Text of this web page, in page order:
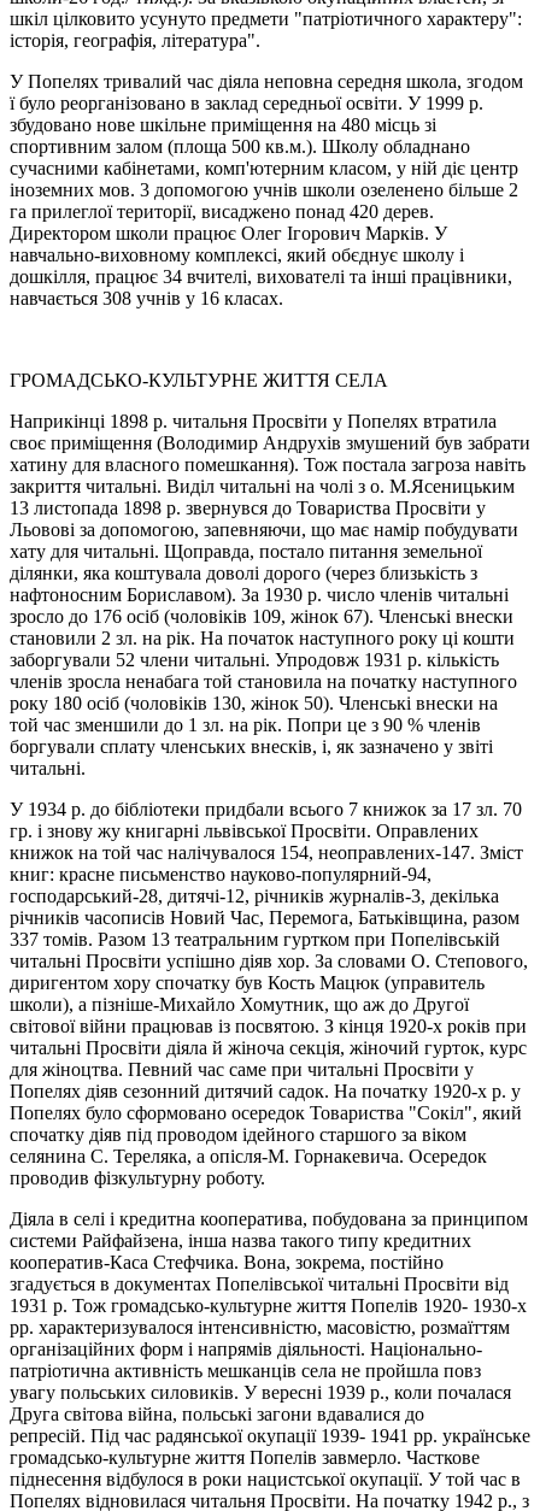
шкіл цілковито усунуто предмети "патріотичного характеру":
історія, географія, література".
У Попелях тривалий час діяла неповна середня школа, згодом
ї було реорганізовано в заклад середньої освіти. У 1999 р.
збудовано нове шкільне приміщення на 480 місць зі
спортивним залом (площа 500 кв.м.). Школу обладнано
сучасними кабінетами, комп'ютерним класом, у ній діє центр
іноземних мов. 3 допомогою учнів школи озеленено більше 2
га прилеглої території, висаджено понад 420 дерев.
Директором школи працює Олег Iгорович Марків. У
навчально-виховному комплексі, який обєднує школу і
дошкілля, працює 34 вчителі, вихователі та інші працівники,
навчається 308 учнів у 16 класах.
ГРОМАДСЬКО-КУЛЬТУРНЕ ЖИТТЯ СЕЛА
Наприкінці 1898 р. читальня Просвіти у Попелях втратила
своє приміщення (Володимир Андруxів змушений був забрати
хатину для власного помешкання). Тож постала загроза навіть
закриття читальні. Виділ читальні на чолі з о. М.Ясеницьким
13 листопада 1898 р. звернувся до Товариства Просвіти у
Льовові за допомогою, запевняючи, що має намір побудувати
хату для читальні. Щоправда, постало питання земельної
ділянки, яка коштувала доволі дорого (через близькість з
нафтоносним Бориславом). За 1930 р. число членів читальні
зросло до 176 оcіб (чоловіків 109, жінок 67). Членські внески
становили 2 зл. на pік. На початок наступного року ці кошти
заборгували 52 члени читальні. Упродовж 1931 р. кількість
членів зросла ненабага той становила на початку наступного
року 180 осіб (чоловіків 130, жінок 50). Членські внески на
той час зменшили до 1 зл. на рік. Попри це з 90 % членів
боргували сплату членських внесків, і, як зазначено у звіті
читальні.
У 1934 р. до бібліотеки придбали всього 7 книжок за 17 зл. 70
гр. і знову жу книгарні львівської Просвіти. Оправлених
книжок на той час налічувалося 154, неоправлених-147. Зміст
книг: красне письменство науково-популярний-94,
господарський-28, дитячі-12, річників журналів-3, декілька
річників часописів Новий Час, Перемога, Батьківщина, разом
337 томів. Разом 13 театральним гуртком при Попелівській
читальні Просвіти успішно діяв хор. За словами О. Степового,
диригентом хору спочатку був Кость Мацюк (управитель
школи), а пізніше-Михайло Хомутник, що аж до Другої
світової війни працював із посвятою. З кінця 1920-х років при
читальні Просвіти діяла й жіноча секція, жіночий гурток, курс
для жіноцтва. Певний час саме при читальні Просвіти у
Попелях діяв сезонний дитячий садок. На початку 1920-х р. у
Попелях було сформовано осередок Товариства "Сокіл", який
спочатку діяв під проводом ідейного старшого за віком
селянина С. Тереляка, а опісля-М. Горнакевича. Осередок
проводив фізкультурну роботу.
Діяла в селі і кредитна кооператива, побудована за принципом
системи Райфайзена, інша назва такого типу кредитних
кооператив-Каса Стефчика. Вона, зокрема, постійно
згадується в документах Попелівської читальні Просвіти від
1931 р. Тож громадсько-культурне життя Попелів 1920- 1930-х
рр. характеризувалося інтенсивністю, масовістю, розмаїттям
організаційних форм і напрямів діяльності. Національно-
патріотична активність мешканців села не пройшла повз
увагу польських силовиків. У вересні 1939 р., коли почалася
Друга світова війна, польські загони вдавалися до
репресій. Під час радянської окупації 1939- 1941 рp. українське
громадсько-культурне життя Попелів завмерло. Часткове
піднесення відбулося в роки нацистської окупації. У той час в
Попелях відновилася читальня Просвіти. На початку 1942 р., з